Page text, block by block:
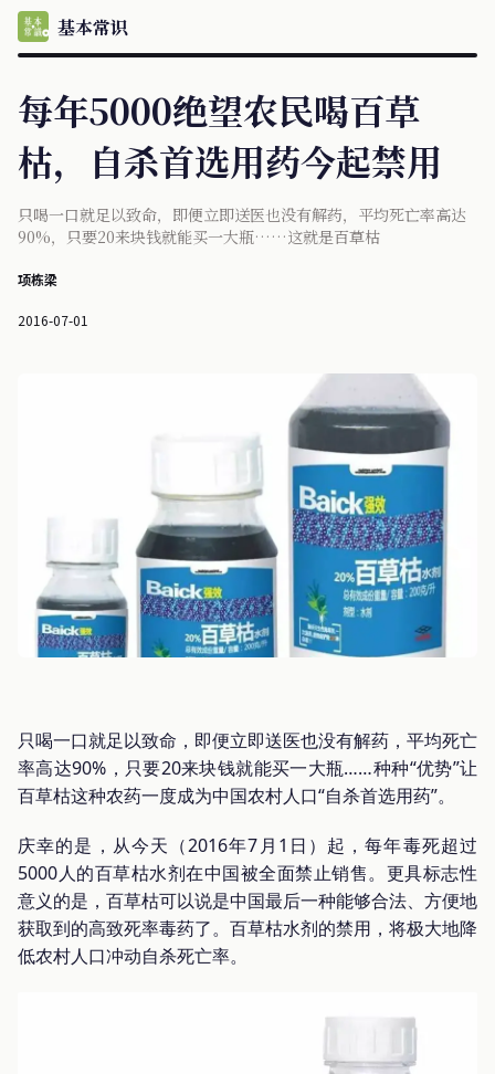
基本常识
每年5000绝望农民喝百草
枯，自杀首选用药今起禁用
只喝一口就足以致命，即便立即送医也没有解药，平均死亡率高达
90%，只要20来块钱就能买一大瓶……这就是百草枯
项栋梁
2016-07-01
只喝一口就足以致命，即便立即送医也没有解药，平均死亡
率高达90%，只要20来块钱就能买一大瓶……种种“优势”让
百草枯这种农药一度成为中国农村人口“自杀首选用药”。
庆幸的是，从今天（2016年7月1日）起，每年毒死超过
5000人的百草枯水剂在中国被全面禁止销售。更具标志性
意义的是，百草枯可以说是中国最后一种能够合法、方便地
获取到的高致死率毒药了。百草枯水剂的禁用，将极大地降
低农村人口冲动自杀死亡率。